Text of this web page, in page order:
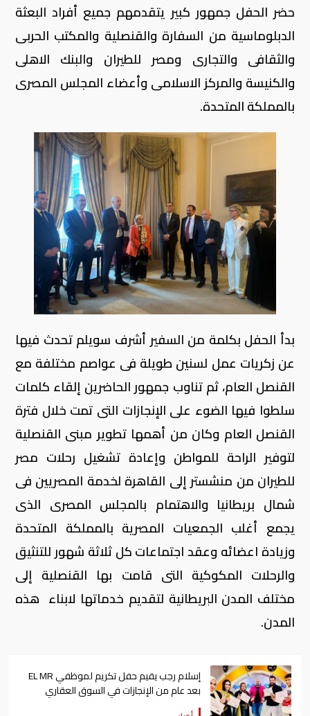
حضر الحفل جمهور كبير يتقدمهم جميع أفراد البعثة
الدبلوماسية من السفارة والقنصلية والمكتب الحربى
والثقافى والتجارى ومصر للطيران والبنك الاهلى
والكنيسة والمركز الاسلامى وأعضاء المجلس المصرى
بالمملكة المتحدة.
بدأ الحفل بكلمة من السفير أشرف سويلم تحدث فيها
عن زكريات عمل لسنين طويلة فى عواصم مختلفة مع
القنصل العام، ثم تناوب جمهور الحاضرين إلقاء كلمات
سلطوا فيها الضوء على الإنجازات التى تمت خلال فترة
القنصل العام وكان من أهمها تطوير مبنى القنصلية
لتوفير الراحة للمواطن وإعادة تشغيل رحلات مصر
للطيران من منشستر إلى القاهرة لخدمة المصريين فى
شمال بريطانيا والاهتمام بالمجلس المصرى الذى
يجمع أغلب الجمعيات المصرية بالمملكة المتحدة
وزيادة اعضائه وعقد اجتماعات كل ثلاثة شهور للتنثيق
والرحلات المكوكية التى قامت بها القنصلية إلى
مختلف المدن البريطانية لتقديم خدماتها لابناء هذه
المدن.
إسلام رجب يقيم حفل تكريم لموظفي EL MR
بعد عام من الإنجازات في السوق العقاري